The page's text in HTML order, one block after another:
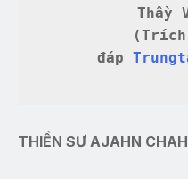
Thầy
đáp
THIỀN SƯ AJAHN